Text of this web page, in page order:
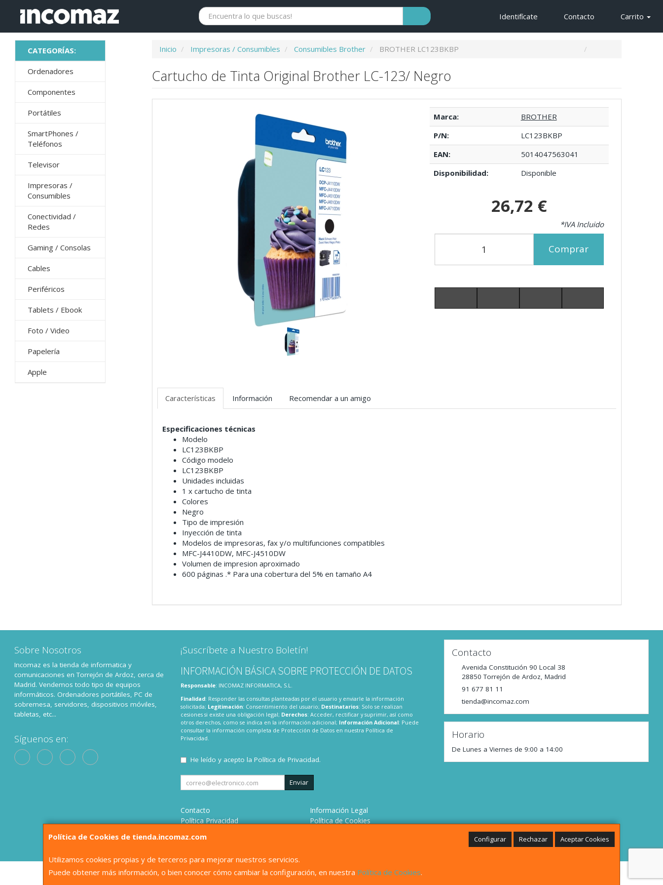
Identifícate Contacto Carrito
Ordenadores
Componentes
Portátiles
SmartPhones /
Teléfonos
Televisor
Impresoras /
Consumibles
Conectividad /
Redes
Gaming / Consolas
Cables
Periféricos
Tablets / Ebook
Foto / Video
Papelería
Apple
Inicio Impresoras / Consumibles Consumibles Brother BROTHER LC123BKBP
Cartucho de Tinta Original Brother LC-123/ Negro
Marca:
BROTHER
P/N:
LC123BKBP
EAN:
5014047563041
Disponibilidad:
Disponible
26,72 €
*IVA Incluido
Comprar
Características Información Recomendar a un amigo
Especificaciones técnicas
Modelo
LC123BKBP
Código modelo
LC123BKBP
Unidades incluidas
1 x cartucho de tinta
Colores
Negro
Tipo de impresión
Inyección de tinta
Modelos de impresoras, fax y/o multifunciones compatibles
MFC-J4410DW, MFC-J4510DW
Volumen de impresion aproximado
600 páginas .* Para una cobertura del 5% en tamaño A4
Política de Cookies de tienda.incomaz.com Configurar Rechazar Aceptar Cookies
Utilizamos cookies propias y de terceros para mejorar nuestros servicios.
Puede obtener más información, o bien conocer cómo cambiar la configuración, en nuestra Política de Cookies.
Sobre Nosotros
Incomaz es la tienda de informatica y
comunicaciones en Torrejón de Ardoz, cerca de
Madrid. Vendemos todo tipo de equipos
informáticos. Ordenadores portátiles, PC de
sobremesa, servidores, dispositivos móviles,
tabletas, etc...
Síguenos en:
¡Suscríbete a Nuestro Boletín!
INFORMACIÓN BÁSICA SOBRE PROTECCIÓN DE DATOS
Responsable: INCOMAZ INFORMATICA, S.L.
Finalidad: Responder las consultas planteadas por el usuario y enviarle la información
solicitada; Legitimación: Consentimiento del usuario; Destinatarios: Solo se realizan
cesiones si existe una obligación legal; Derechos: Acceder, rectificar y suprimir, así como
otros derechos, como se indica en la información adicional; Información Adicional: Puede
consultar la información completa de Protección de Datos en nuestra Política de
Privacidad
He leído y acepto la Política de Privacidad.
Enviar
Contacto
Información Legal
Política Privacidad
Política de Cookies
¿Quienes Somos?
Contacto
Avenida Constitución 90 Local 38
28850 Torrejón de Ardoz, Madrid
91 677 81 11
tienda@incomaz.com
Horario
De Lunes a Viernes de 9:00 a 14:00
, , , , España. - C.I.F.: B82680158 - Tfno: